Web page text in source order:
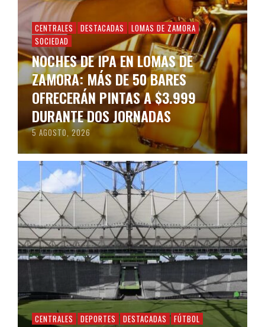
CENTRALES DESTACADAS
LOMAS DE ZAMORA
SOCIEDAD
NOCHES DE IPA EN LOMAS DE
ZAMORA: MÁS DE 50 BARES
OFRECERÁN PINTAS A $3.999
DURANTE DOS JORNADAS
5 AGOSTO, 2026
CENTRALES DEPORTES DESTACADAS FÚTBOL